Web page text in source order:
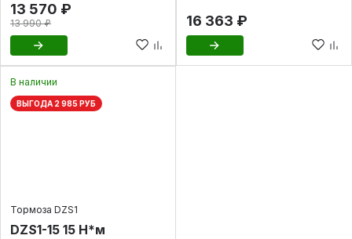
13 570 ₽
13 990 ₽ 16 363 ₽
В наличии
ВЫГОДА 2 985 РУБ
Тормоза DZS1
DZS1-15 15 Н*м